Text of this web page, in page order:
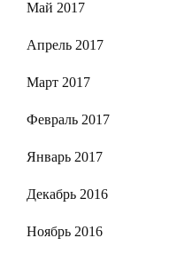
Май 2017
Апрель 2017
Март 2017
Февраль 2017
Январь 2017
Декабрь 2016
Ноябрь 2016